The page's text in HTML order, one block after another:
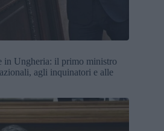
in Ungheria: il primo ministro
agli inquinatori e alle